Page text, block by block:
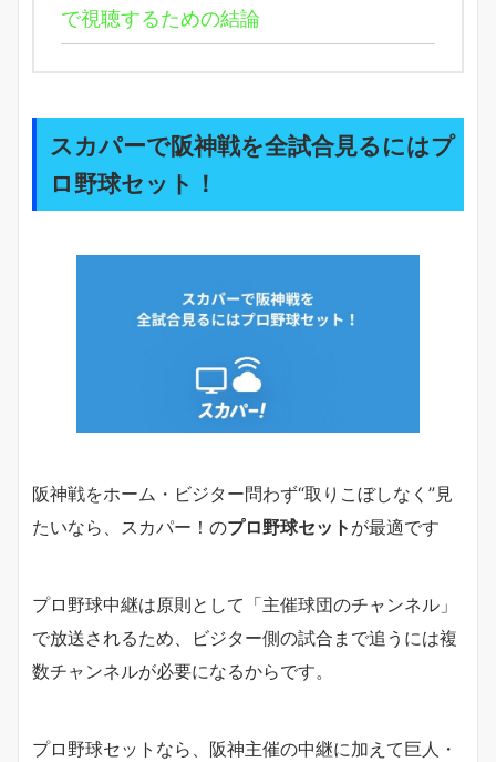
で視聴するための結論
スカパーで阪神戦を全試合見るにはプ
ロ野球セット！
阪神戦をホーム・ビジター問わず“取りこぼしなく”見
たいなら、スカパー！のプロ野球セット が最適です
プロ野球中継は原則として「主催球団のチャンネル」
で放送されるため、ビジター側の試合まで追うには複
数チャンネルが必要になるからです。
プロ野球セットなら、阪神主催の中継に加えて巨人・